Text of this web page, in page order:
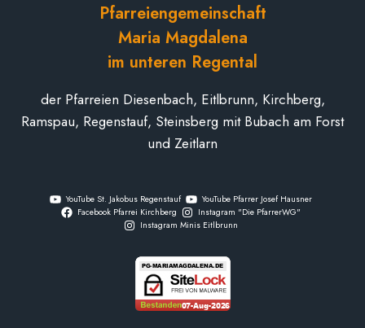
Pfarreiengemeinschaft
Maria Magdalena
im unteren Regental
der Pfarreien Diesenbach, Eitlbrunn, Kirchberg,
Ramspau, Regenstauf, Steinsberg mit Bubach am Forst
und Zeitlarn
YouTube St. Jakobus Regenstauf
YouTube Pfarrer Josef Hausner
Facebook Pfarrei Kirchberg
Instagram "Die PfarrerWG"
Instagram Minis Eitlbrunn